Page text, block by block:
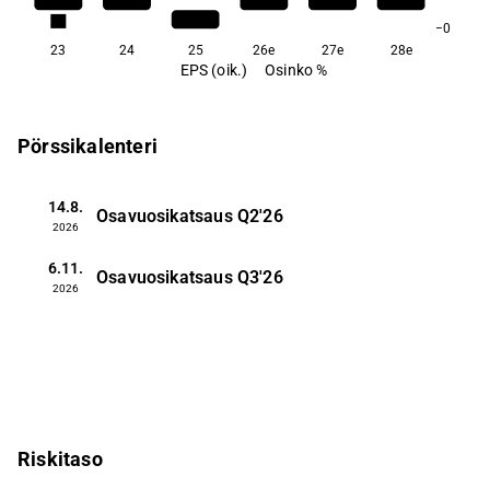
−0
2,1
23 24 25 26e 27e 28e
EPS (oik.) Osinko %
Pörssikalenteri
14.8.
2026
Osavuosikatsaus Q2'26
6.11.
2026
Osavuosikatsaus Q3'26
Riskitaso